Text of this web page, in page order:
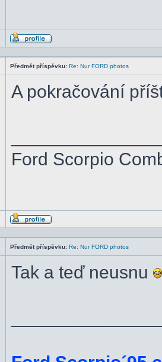
Profil
Předmět příspěvku: Re: Nur FORD photos
A pokračování
Ford Scorpio
Profil
Předmět příspěvku: Re: Nur FORD photos
Tak a teď neusnu